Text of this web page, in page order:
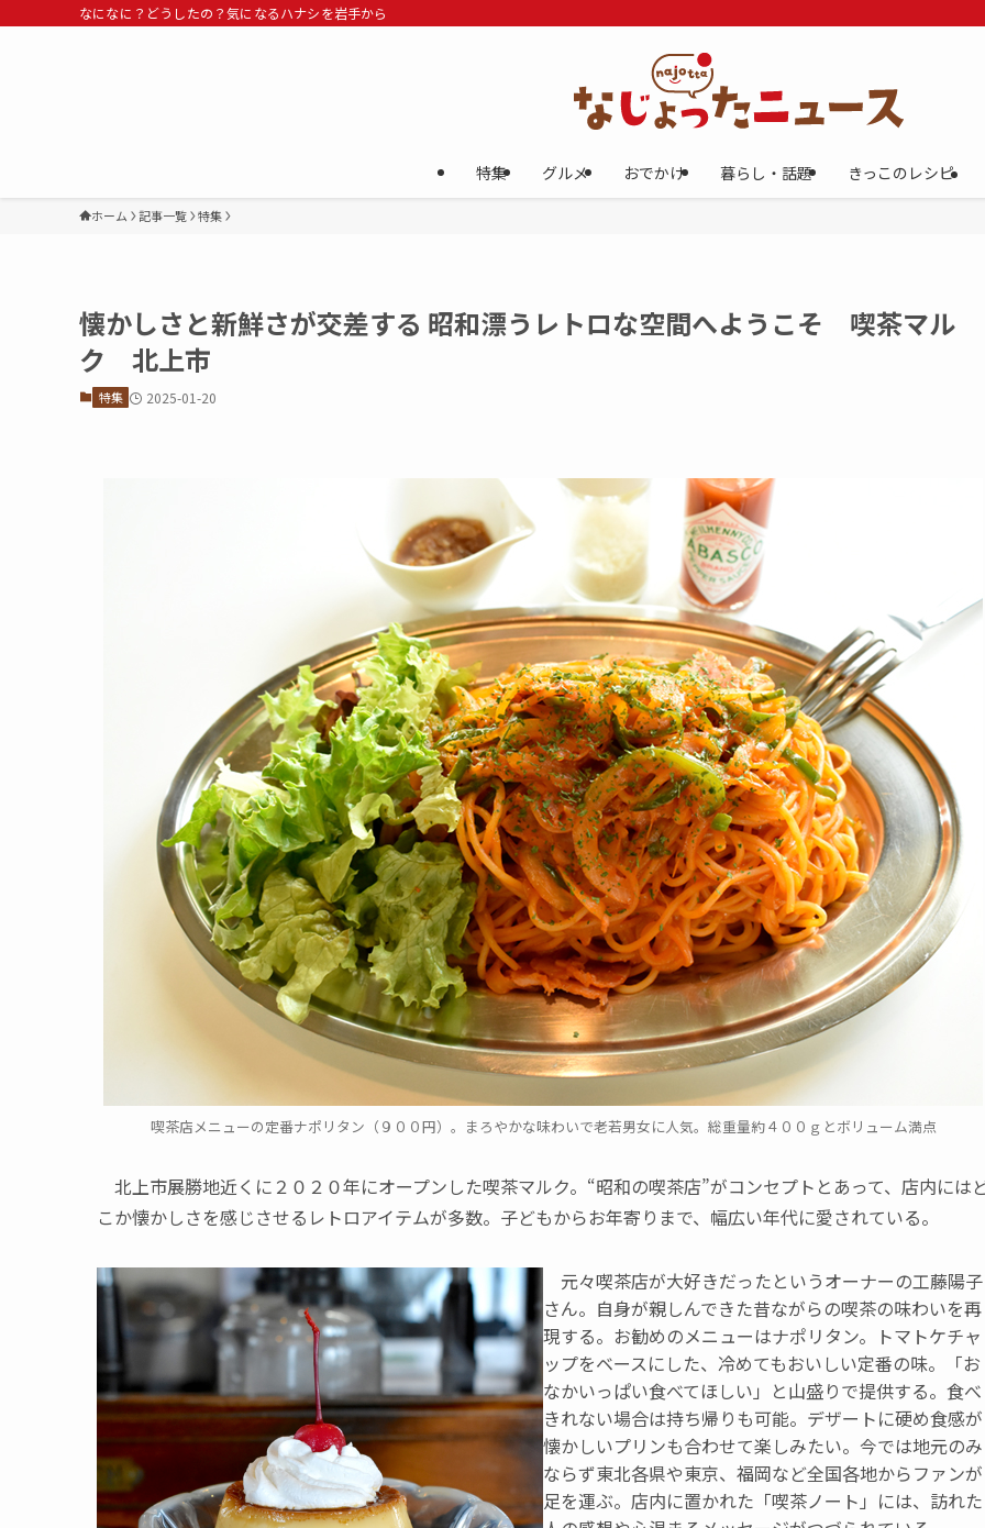
なになに？どうしたの？気になるハナシを岩手から
特集 グルメ おでかけ 暮らし・話題 きっこのレシピ
ホーム 記事一覧 特集
懐かしさと新鮮さが交差する 昭和漂うレトロな空間へようこそ 喫茶マル
ク 北上市
特集 2025-01-20
喫茶店メニューの定番ナポリタン（９００円）。まろやかな味わいで老若男女に人気。総重量約４００ｇとボリューム満点
北上市展勝地近くに２０２０年にオープンした喫茶マルク。“昭和の喫茶店”がコンセプトとあって、店内には
こか懐かしさを感じさせるレトロアイテムが多数。子どもからお年寄りまで、幅広い年代に愛されている。
元々喫茶店が大好きだったというオーナーの工藤陽子
さん。自身が親しんできた昔ながらの喫茶の味わいを再
現する。お勧めのメニューはナポリタン。トマトケチャ
ップをベースにした、冷めてもおいしい定番の味。「お
なかいっぱい食べてほしい」と山盛りで提供する。食べ
きれない場合は持ち帰りも可能。デザートに硬め食感が
懐かしいプリンも合わせて楽しみたい。今では地元のみ
ならず東北各県や東京、福岡など全国各地からファンが
足を運ぶ。店内に置かれた「喫茶ノート」には、訪れた